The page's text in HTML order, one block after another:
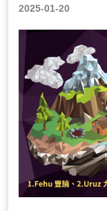
2025-01-20